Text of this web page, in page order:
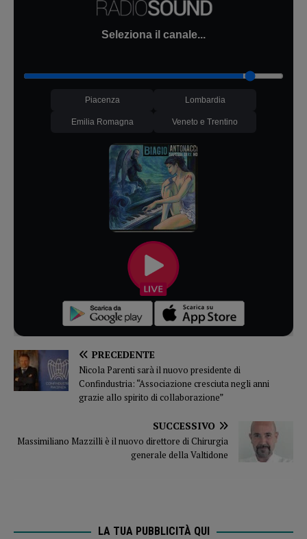
Seleziona il canale...
Piacenza Lombardia
Emilia Romagna Veneto e Trentino
PRECEDENTE
Nicola Parenti sarà il nuovo presidente di
Confindustria: “Associazione cresciuta negli anni
grazie allo spirito di collaborazione”
SUCCESSIVO
Massimiliano Mazzilli è il nuovo direttore di Chirurgia
generale della Valtidone
LA TUA PUBBLICITÀ QUI